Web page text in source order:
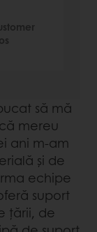
să mă
mereu
ani m-am
și de
echipe
suport
țării, de